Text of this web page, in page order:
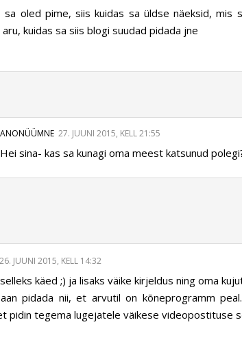
sa oled pime, siis kuidas sa üldse näeksid, mis
kuidas sa siis blogi suudad pidada jne
ANONÜÜMNE 27. JUUNI 2015, KELL 21:55
Hei sina- kas sa kunagi oma meest katsunud
26. JUUNI 2015, KELL 14:32
käed ;) ja lisaks väike kirjeldus ning oma
pidada nii, et arvutil on kõneprogramm
pidin tegema lugejatele väikese videopostituse